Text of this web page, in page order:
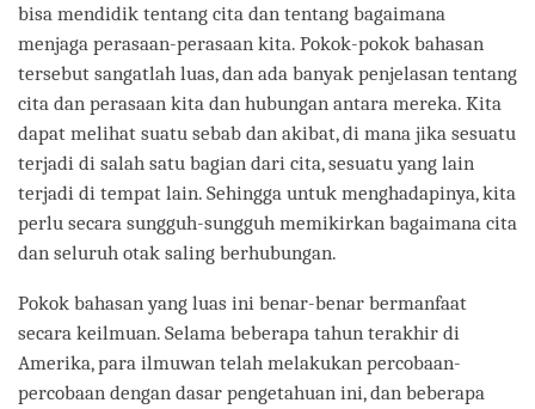
bisa mendidik tentang cita dan tentang bagaimana
menjaga perasaan-perasaan kita. Pokok-pokok bahasan
tersebut sangatlah luas, dan ada banyak penjelasan tentang
cita dan perasaan kita dan hubungan antara mereka. Kita
dapat melihat suatu sebab dan akibat, di mana jika sesuatu
terjadi di salah satu bagian dari cita, sesuatu yang lain
terjadi di tempat lain. Sehingga untuk menghadapinya, kita
perlu secara sungguh-sungguh memikirkan bagaimana cita
dan seluruh otak saling berhubungan.
Pokok bahasan yang luas ini benar-benar bermanfaat
secara keilmuan. Selama beberapa tahun terakhir di
Amerika, para ilmuwan telah melakukan percobaan-
percobaan dengan dasar pengetahuan ini, dan beberapa